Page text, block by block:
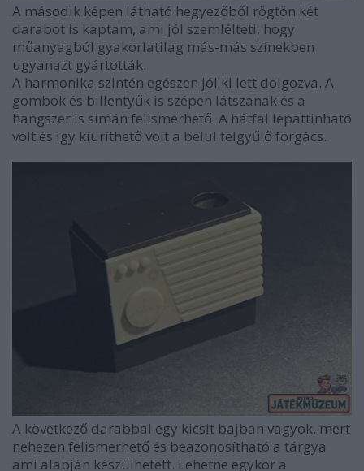
A második képen látható hegyezőből rögtön két
darabot is kaptam, ami jól szemlélteti, hogy
műanyagból gyakorlatilag más-más színekben
ugyanazt gyártották.
A harmonika szintén egészen jól ki lett dolgozva. A
gombok és billentyűk is szépen látszanak és a
hangszer is simán felismerhető. A hátfal lepattinható
volt és így kiüríthető volt a belül felgyűlő forgács.
A következő darabbal egy kicsit bajban vagyok, mert
nehezen felismerhető és beazonosítható a tárgya
ami alapján készülhetett. Lehetne egykor a